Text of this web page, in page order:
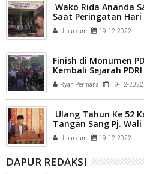
Wako Rida Ananda
Saat Peringatan Hari
Payakumbuh
Umarzam 19-12-2022
Finish di Monumen
Kembali Sejarah
Ryan Permana 19-12-2022
Ulang Tahun Ke 52
Tangan Sang Pj.
Umarzam 19-12-2022
DAPUR REDAKSI